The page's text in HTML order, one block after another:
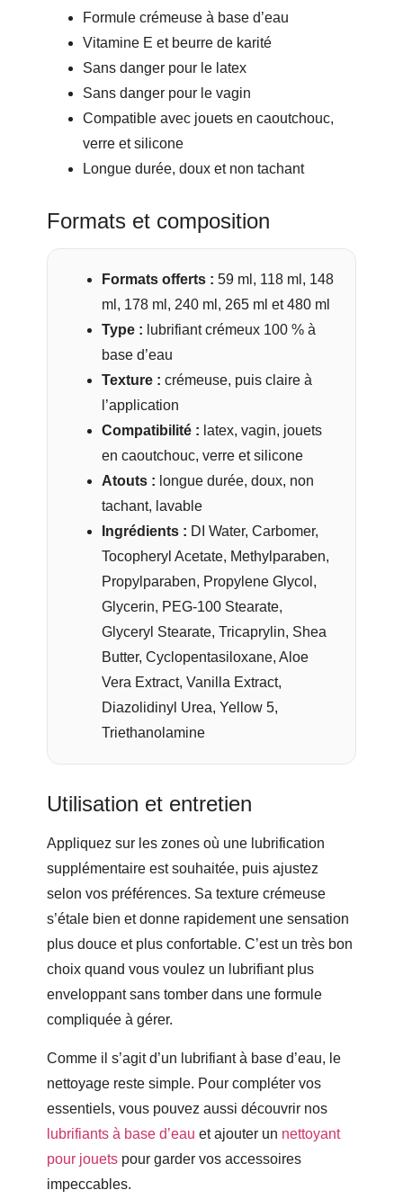
Formule crémeuse à base d’eau
Vitamine E et beurre de karité
Sans danger pour le latex
Sans danger pour le vagin
Compatible avec jouets en caoutchouc,
verre et silicone
Longue durée, doux et non tachant
Formats et composition
Formats offerts : 59 ml, 118 ml, 148
ml, 178 ml, 240 ml, 265 ml et 480 ml
Type : lubrifiant crémeux 100 % à
base d’eau
Texture : crémeuse, puis claire à
l’application
Compatibilité : latex, vagin, jouets
en caoutchouc, verre et silicone
Atouts : longue durée, doux, non
tachant, lavable
Ingrédients : DI Water, Carbomer,
Tocopheryl Acetate, Methylparaben,
Propylparaben, Propylene Glycol,
Glycerin, PEG-100 Stearate,
Glyceryl Stearate, Tricaprylin, Shea
Butter, Cyclopentasiloxane, Aloe
Vera Extract, Vanilla Extract,
Diazolidinyl Urea, Yellow 5,
Triethanolamine
Utilisation et entretien
Appliquez sur les zones où une lubrification
supplémentaire est souhaitée, puis ajustez
selon vos préférences. Sa texture crémeuse
s’étale bien et donne rapidement une sensation
plus douce et plus confortable. C’est un très bon
choix quand vous voulez un lubrifiant plus
enveloppant sans tomber dans une formule
compliquée à gérer.
Comme il s’agit d’un lubrifiant à base d’eau, le
nettoyage reste simple. Pour compléter vos
essentiels, vous pouvez aussi découvrir nos
lubrifiants à base d’eau et ajouter un nettoyant
pour jouets pour garder vos accessoires
impeccables.